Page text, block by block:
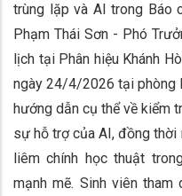
trùng lặp và AI trong Báo
Phạm Thái Sơn - Phó
lịch tại Phân hiệu Khánh
ngày 24/4/2026 tại phòng
hướng dẫn cụ thể về kiểm
sự hỗ trợ của AI, đồng
liêm chính học thuật
mạnh mẽ. Sinh viên